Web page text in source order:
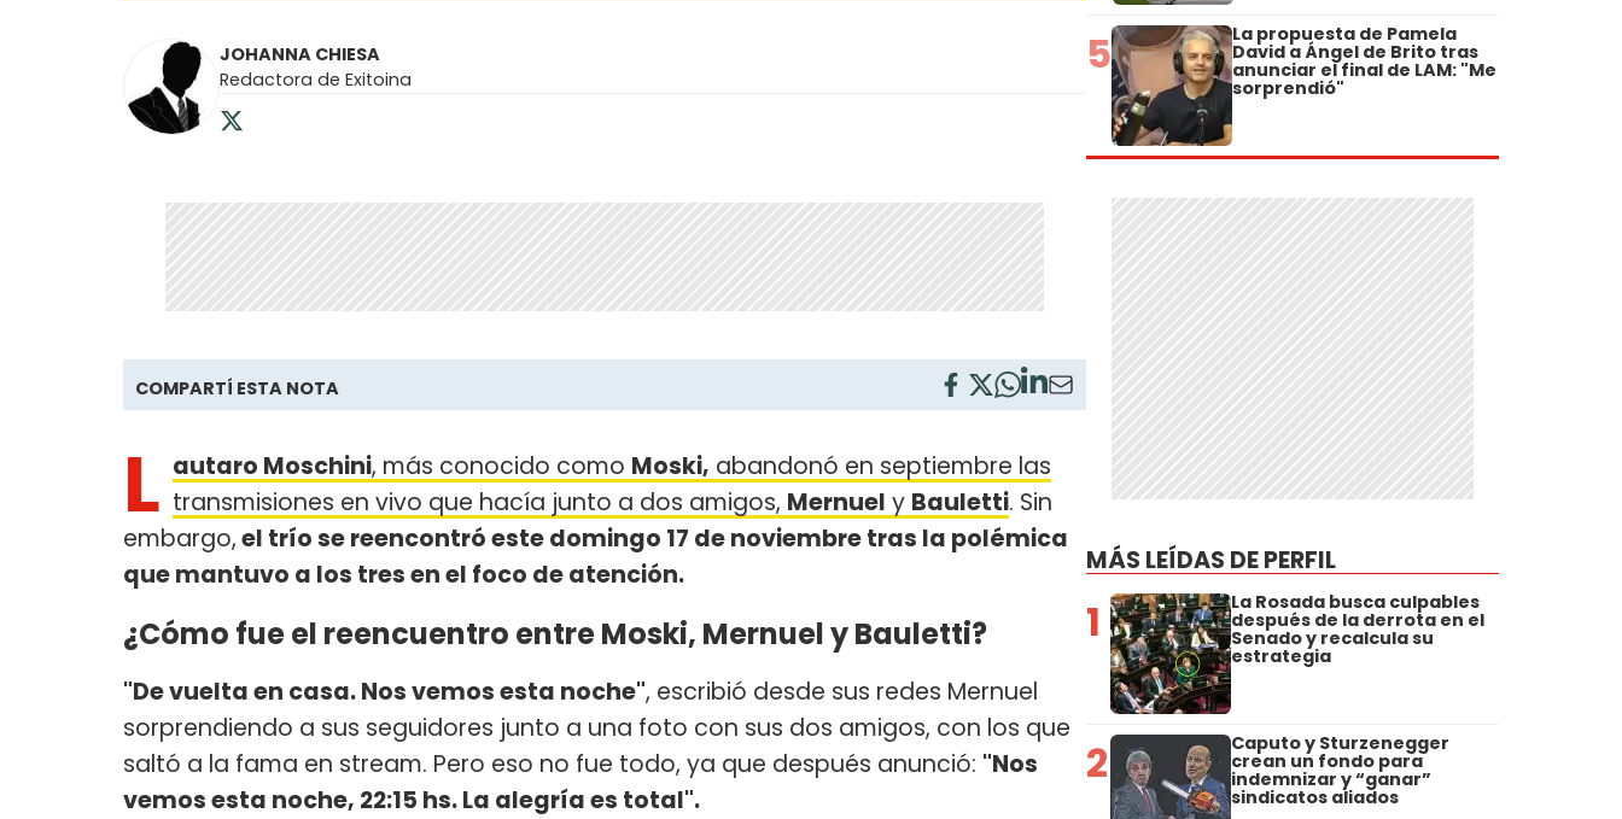
JOHANNA CHIESA
Redactora de Exitoina
COMPARTÍ ESTA NOTA
L autaro Moschini, más conocido como Moski, abandonó en septiembre las
transmisiones en vivo que hacía junto a dos amigos, Mernuel y Bauletti. Sin
embargo,el trío se reencontró este domingo 17 de noviembre tras la polémica
que mantuvo a los tres en el foco de atención.
¿Cómo fue el reencuentro entre Moski, Mernuel y Bauletti?
"De vuelta en casa. Nos vemos esta noche", escribió desde sus redes Mernuel
sorprendiendo a sus seguidores junto a una foto con sus dos amigos, con los que
saltó a la fama en stream. Pero eso no fue todo, ya que después anunció: "Nos
vemos esta noche, 22:15 hs. La alegría es total".
5 La propuesta de Pamela
David a Ángel de Brito tras
anunciar el final de LAM: "Me
sorprendió"
MÁS LEÍDAS DE PERFIL
1 La Rosada busca culpables
después de la derrota en el
Senado y recalcula su
estrategia
2 Caputo y Sturzenegger
crean un fondo para
indemnizar y “ganar”
sindicatos aliados